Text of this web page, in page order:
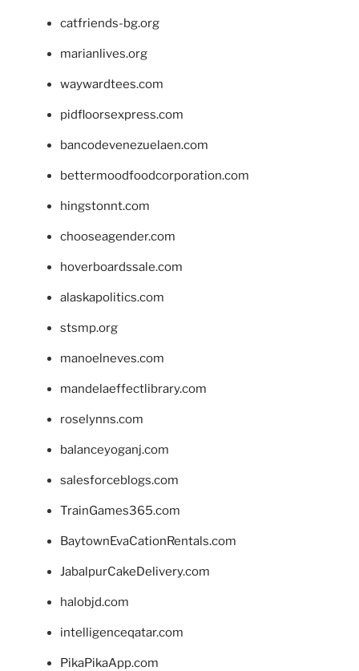
catfriends-bg.org
marianlives.org
waywardtees.com
pidfloorsexpress.com
bancodevenezuelaen.com
bettermoodfoodcorporation.com
hingstonnt.com
chooseagender.com
hoverboardssale.com
alaskapolitics.com
stsmp.org
manoelneves.com
mandelaeffectlibrary.com
roselynns.com
balanceyoganj.com
salesforceblogs.com
TrainGames365.com
BaytownEvaCationRentals.com
JabalpurCakeDelivery.com
halobjd.com
intelligenceqatar.com
PikaPikaApp.com